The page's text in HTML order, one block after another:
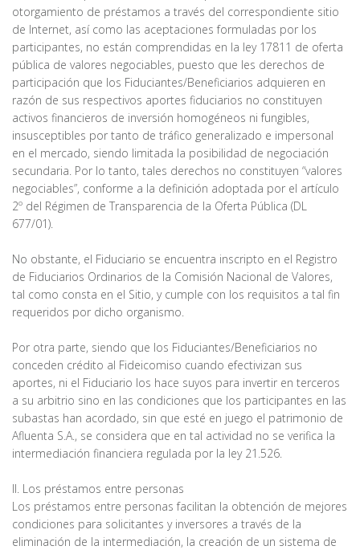
otorgamiento de préstamos a través del correspondiente sitio
de Internet, así como las aceptaciones formuladas por los
participantes, no están comprendidas en la ley 17811 de oferta
pública de valores negociables, puesto que les derechos de
participación que los Fiduciantes/Beneficiarios adquieren en
razón de sus respectivos aportes fiduciarios no constituyen
activos financieros de inversión homogéneos ni fungibles,
insusceptibles por tanto de tráfico generalizado e impersonal
en el mercado, siendo limitada la posibilidad de negociación
secundaria. Por lo tanto, tales derechos no constituyen “valores
negociables”, conforme a la definición adoptada por el artículo
2º del Régimen de Transparencia de la Oferta Pública (DL
677/01).
No obstante, el Fiduciario se encuentra inscripto en el Registro
de Fiduciarios Ordinarios de la Comisión Nacional de Valores,
tal como consta en el Sitio, y cumple con los requisitos a tal fin
requeridos por dicho organismo.
Por otra parte, siendo que los Fiduciantes/Beneficiarios no
conceden crédito al Fideicomiso cuando efectivizan sus
aportes, ni el Fiduciario los hace suyos para invertir en terceros
a su arbitrio sino en las condiciones que los participantes en las
subastas han acordado, sin que esté en juego el patrimonio de
Afluenta S.A., se considera que en tal actividad no se verifica la
intermediación financiera regulada por la ley 21.526.
II. Los préstamos entre personas
Los préstamos entre personas facilitan la obtención de mejores
condiciones para solicitantes y inversores a través de la
eliminación de la intermediación, la creación de un sistema de